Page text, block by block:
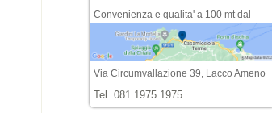
Convenienza e qualita' a 100 mt dal
centro e dal mare
Via Circumvallazione 39, Lacco Ameno
Tel. 081.1975.1975